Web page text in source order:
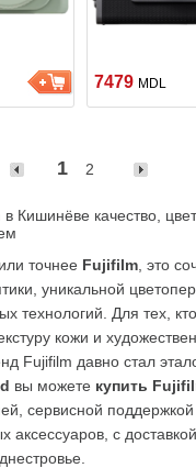
7479 MDL
1 2
Кишинёве качество, цвет
или точнее Fujifilm , это
уникальной
технологий. Для тех,
кожи и
Fujifilm давно стал
вы можете купить
сервисной
аксессуаров, с